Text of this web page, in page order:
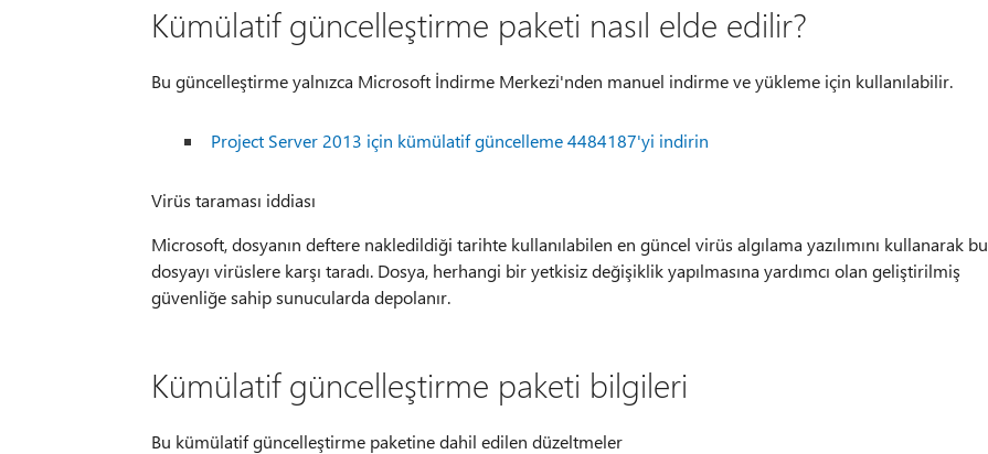
Kümülatif güncelleştirme paketi nasıl elde edilir?
Bu güncelleştirme yalnızca Microsoft İndirme Merkezi'nden manuel indirme ve yükleme için kullanılabilir.
Project Server 2013 için kümülatif güncelleme 4484187'yi indirin
Virüs taraması iddiası
Microsoft, dosyanın deftere nakledildiği tarihte kullanılabilen en güncel virüs algılama yazılımını kullanarak bu
dosyayı virüslere karşı taradı. Dosya, herhangi bir yetkisiz değişiklik yapılmasına yardımcı olan geliştirilmiş
güvenliğe sahip sunucularda depolanır.
Kümülatif güncelleştirme paketi bilgileri
Bu kümülatif güncelleştirme paketine dahil edilen düzeltmeler